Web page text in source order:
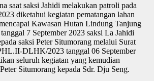
saat saksi Jahidi melakukan patroli pada
diketahui kegiatan pematangan lahan
Kawasan Hutan Lindung Tanjung
7 September 2023 saksi La Jahidi
saksi Peter Situmorang melalui Surat
DLHK/2023 tanggal 06 September
seluruh kegiatan yang kemudian
Situmorang kepada Sdr. Dju Seng.